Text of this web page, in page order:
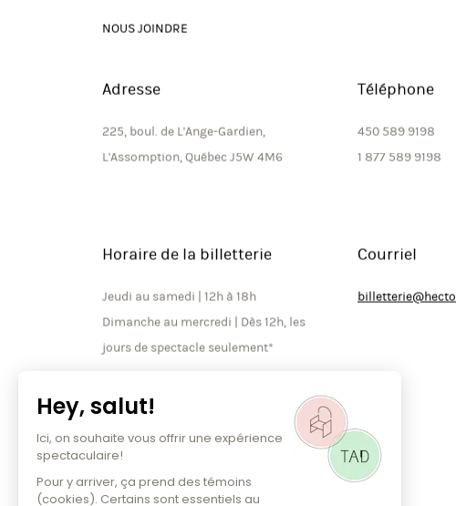
225, boul. de L'Ange-Gardien,
Jeudi au samedi | 12h à 18h
Dimanche au mercredi | Dès 12h, les
*À noter que la billetterie est
ouverte jusqu’à la fin de l’entracte